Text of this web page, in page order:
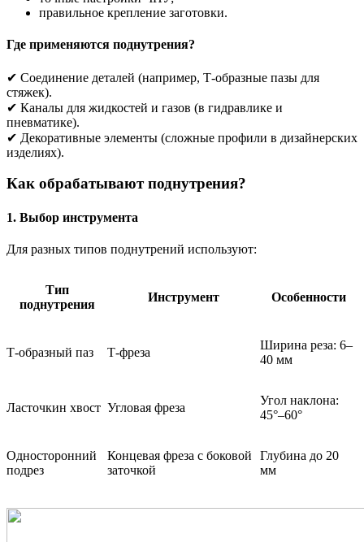
правильное крепление заготовки.
Где применяются поднутрения?
✔ Соединение деталей (например, Т-образные пазы для
стяжек).
✔ Каналы для жидкостей и газов (в гидравлике и
пневматике).
✔ Декоративные элементы (сложные профили в дизайнерских
изделиях).
Как обрабатывают поднутрения?
1. Выбор инструмента
Для разных типов поднутрений используют:
Тип
поднутрения
Инструмент Особенности
Т-образный паз Т-фреза
Ширина реза: 6–
40 мм
Ласточкин хвост Угловая фреза
Угол наклона:
45°–60°
Односторонний
подрез
Концевая фреза с боковой
заточкой
Глубина до 20
мм